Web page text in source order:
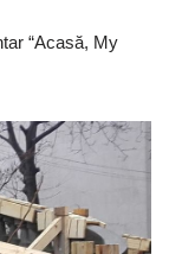
“Acasă, My